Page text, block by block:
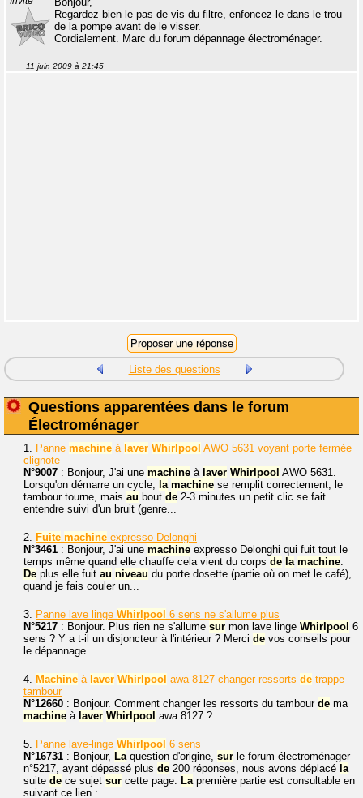
Regardez bien le pas de vis du filtre, enfoncez-le dans le trou
de la pompe avant de le visser.
Cordialement. Marc du forum dépannage électroménager.
11 juin 2009 à 21:45
Liste des questions
Questions apparentées dans le forum
Électroménager
1. Panne machine à laver Whirlpool AWO 5631 voyant porte fermée
clignote
N°9007 : Bonjour, J'ai une machine à laver Whirlpool AWO 5631.
Lorsqu'on démarre un cycle, la machine se remplit correctement, le
tambour tourne, mais au bout de 2-3 minutes un petit clic se fait
entendre suivi d'un bruit (genre...
2. Fuite machine expresso Delonghi
N°3461 : Bonjour, J'ai une machine expresso Delonghi qui fuit tout le
temps même quand elle chauffe cela vient du corps de la machine.
De plus elle fuit au niveau du porte dosette (partie où on met le café),
quand je fais couler un...
3. Panne lave linge Whirlpool 6 sens ne s'allume plus
N°5217 : Bonjour. Plus rien ne s'allume sur mon lave linge Whirlpool 6
sens ? Y a t-il un disjoncteur à l'intérieur ? Merci de vos conseils pour
le dépannage.
4. Machine à laver Whirlpool awa 8127 changer ressorts de trappe
tambour
N°12660 : Bonjour. Comment changer les ressorts du tambour de ma
machine à laver Whirlpool awa 8127 ?
5. Panne lave-linge Whirlpool 6 sens
N°16731 : Bonjour, Laquestion d'origine, sur le forum électroménager
n°5217, ayant dépassé plus de 200 réponses, nous avons déplacé la
suite de ce sujet sur cette page. Lapremière partie est consultable en
suivant ce lien :...